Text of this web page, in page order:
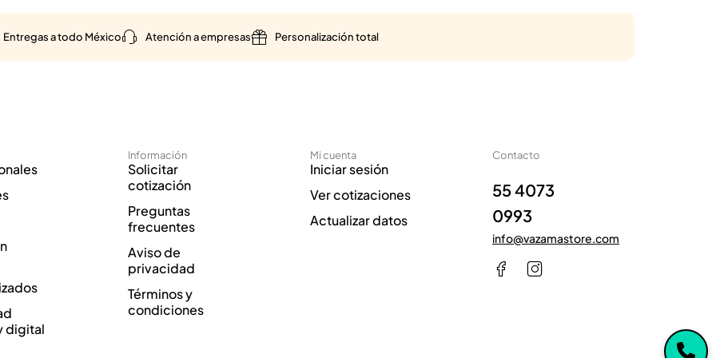
Entregas a todo México Atención a empresas Personalización total
digital
Información
Solicitar
cotización
Preguntas
frecuentes
Aviso de
privacidad
Términos y
condiciones
Mi cuenta
Iniciar sesión
Ver cotizaciones
Actualizar datos
Contacto
55 4073
0993
info@vazamastore.com